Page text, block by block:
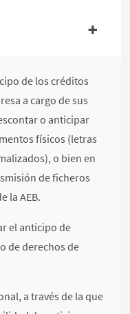
de los créditos
a cargo de sus
o anticipar
físicos (letras
o bien en
de ficheros
la AEB.
el anticipo de
de derechos de
a través de la que